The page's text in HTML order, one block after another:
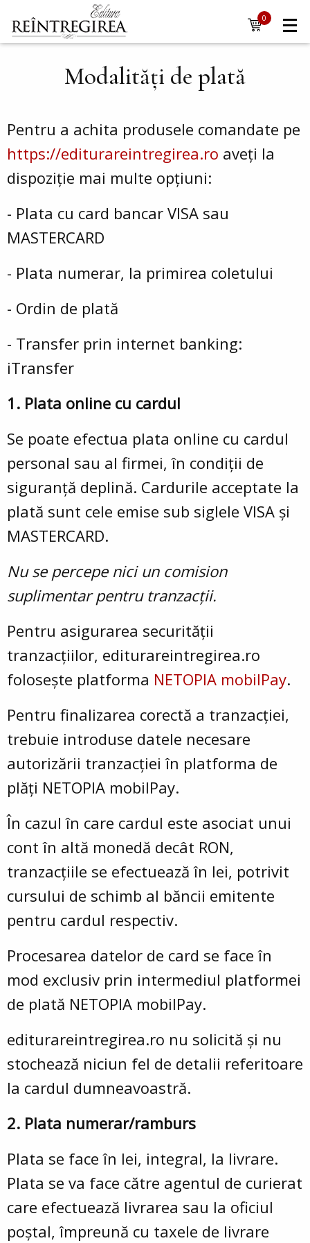
Mergi la conţinutul principal
Navigare
principală
0
items
Modalități de plată
Pentru a achita produsele comandate pe
https://editurareintregirea.ro aveți la
dispoziție mai multe opțiuni:
- Plata cu card bancar VISA sau
MASTERCARD
- Plata numerar, la primirea coletului
- Ordin de plată
- Transfer prin internet banking:
iTransfer
1. Plata online cu cardul
Se poate efectua plata online cu cardul
personal sau al firmei, în condiții de
siguranță deplină. Cardurile acceptate la
plată sunt cele emise sub siglele VISA și
MASTERCARD.
Nu se percepe nici un comision
suplimentar pentru tranzacții.
Pentru asigurarea securității
tranzacțiilor, editurareintregirea.ro
folosește platforma NETOPIA mobilPay.
Pentru finalizarea corectă a tranzacției,
trebuie introduse datele necesare
autorizării tranzacției în platforma de
plăți NETOPIA mobilPay.
În cazul în care cardul este asociat unui
cont în altă monedă decât RON,
tranzacțiile se efectuează în lei, potrivit
cursului de schimb al băncii emitente
pentru cardul respectiv.
Procesarea datelor de card se face în
mod exclusiv prin intermediul platformei
de plată NETOPIA mobilPay.
editurareintregirea.ro nu solicită și nu
stochează niciun fel de detalii referitoare
la cardul dumneavoastră.
2. Plata numerar/ramburs
Plata se face în lei, integral, la livrare.
Plata se va face către agentul de curierat
care efectuează livrarea sau la oficiul
poștal, împreună cu taxele de livrare